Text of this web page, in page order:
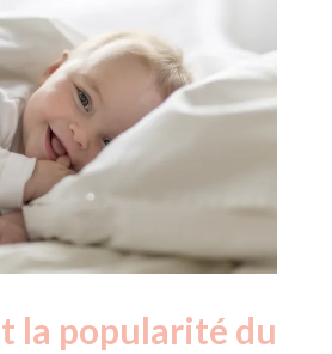
la popularité du